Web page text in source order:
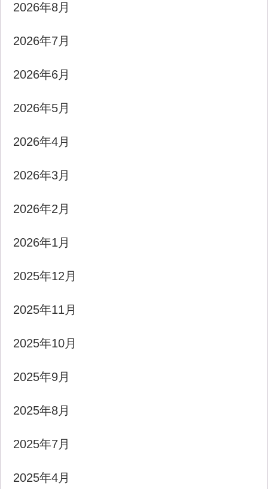
2026年8月
2026年7月
2026年6月
2026年5月
2026年4月
2026年3月
2026年2月
2026年1月
2025年12月
2025年11月
2025年10月
2025年9月
2025年8月
2025年7月
2025年4月